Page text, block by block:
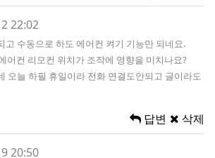
22:02
고 수동으로 하도 에어컨 켜기 기능만 되네요.
어컨 리모컨 위치가 조작에 영향을 미치나요?
오늘 하필 휴일이라 전화 연결도안되고 글이라도
답변 삭제
20:50